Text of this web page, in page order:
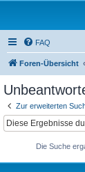
FAQ
Foren-Übersicht
Zur erweiterten
Die Suche